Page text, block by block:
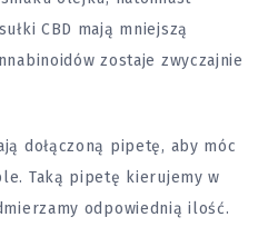
CBD mają mniejszą
zostaje zwyczajnie
dołączoną pipetę, aby móc
Taką pipetę kierujemy w
odpowiednią ilość.